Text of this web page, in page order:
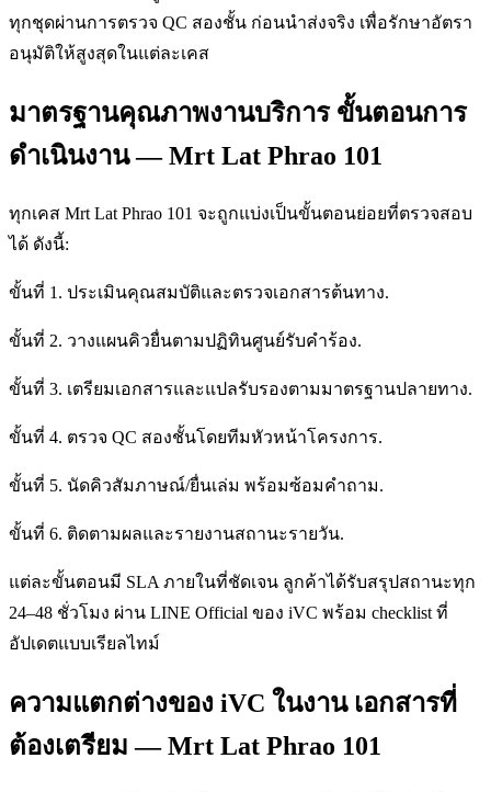
ทุกชุดผ่านการตรวจ QC สองชั้น ก่อนนำส่งจริง เพื่อรักษาอัตรา
อนุมัติให้สูงสุดในแต่ละเคส
มาตรฐานคุณภาพงานบริการ ขั้นตอนการ
ดำเนินงาน — Mrt Lat Phrao 101
ทุกเคส Mrt Lat Phrao 101 จะถูกแบ่งเป็นขั้นตอนย่อยที่ตรวจสอบ
ได้ ดังนี้:
ขั้นที่ 1. ประเมินคุณสมบัติและตรวจเอกสารต้นทาง.
ขั้นที่ 2. วางแผนคิวยื่นตามปฏิทินศูนย์รับคำร้อง.
ขั้นที่ 3. เตรียมเอกสารและแปลรับรองตามมาตรฐานปลายทาง.
ขั้นที่ 4. ตรวจ QC สองชั้นโดยทีมหัวหน้าโครงการ.
ขั้นที่ 5. นัดคิวสัมภาษณ์/ยื่นเล่ม พร้อมซ้อมคำถาม.
ขั้นที่ 6. ติดตามผลและรายงานสถานะรายวัน.
แต่ละขั้นตอนมี SLA ภายในที่ชัดเจน ลูกค้าได้รับสรุปสถานะทุก
24–48 ชั่วโมง ผ่าน LINE Official ของ iVC พร้อม checklist ที่
อัปเดตแบบเรียลไทม์
ความแตกต่างของ iVC ในงาน เอกสารที่
ต้องเตรียม — Mrt Lat Phrao 101